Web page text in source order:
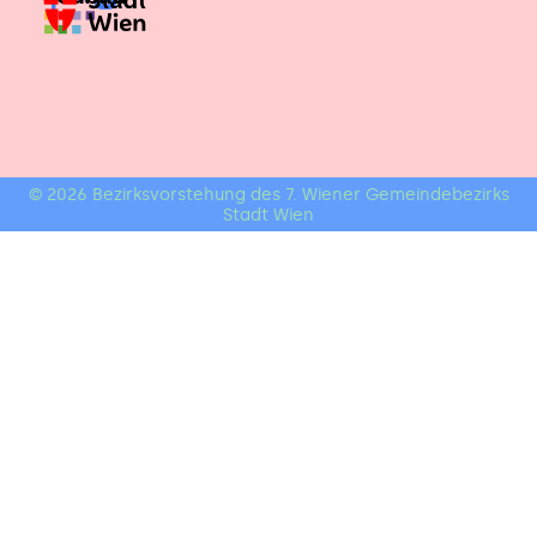
© 2026 Bezirksvorstehung des 7. Wiener Gemeindebezirks
Stadt Wien